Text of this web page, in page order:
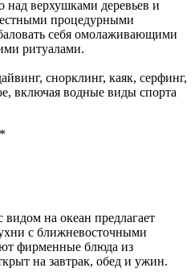
над верхушками деревьев и
процедурными
себя омолаживающими
ритуалами.
снорклинг, каяк, серфинг,
включая водные виды спорта
видом на океан предлагает
с ближневосточными
фирменные блюда из
на завтрак, обед и ужин.